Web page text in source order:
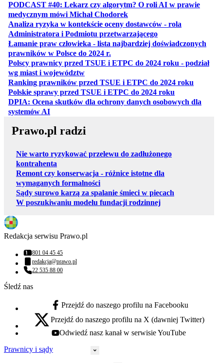
PODCAST #40: Lekarz czy algorytm? O roli AI w prawie
medycznym mówi Michał Chodorekotwiera się w nowej karcie
Analiza ryzyka w kontekście oceny dostawców - rola
Administratora i Podmiotu przetwarzającegootwiera się w
Łamanie praw człowieka - lista najbardziej doświadczonych
prawników w Polsce do 2024 r.
Polscy prawnicy przed TSUE i ETPC do 2024 roku - podział
wg miast i województwotwiera się w nowej karcie
Ranking prawników przed TSUE i ETPC do 2024 roku
Polskie sprawy przed TSUE i ETPC do 2024 roku
DPIA: Ocena skutków dla ochrony danych osobowych dla
systemów AIotwiera się w nowej karcie
Prawo.pl radzi
Nie warto ryzykować przelewu do zadłużonego
kontrahenta
Remont czy konserwacja - różnice istotne dla
wymaganych formalności
Sądy surowo karzą za spalanie śmieci w piecach
W poszukiwaniu modelu fundacji rodzinnej
Redakcja serwisu Prawo.pl
Numer telefonu:
801 04 45 45
Adres email:
redakcja@prawo.pl
Numer telefonu:
22 535 88 00
Śledź nas
facebook - otwiera się w nowej karcie
Przejdź do naszego profilu na Facebooku
x - otwiera się w nowej karcie
Przejdź do naszego profilu na X (dawniej Twitter)
youtube - otwiera się w nowej karcie
Odwiedź nasz kanał w serwisie YouTube
Prawnicy i sądy